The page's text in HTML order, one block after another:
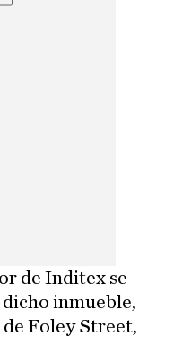
de Inditex se
inmueble,
Foley Street,